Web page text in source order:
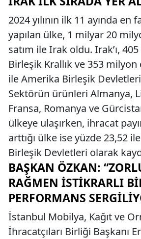
2024 yılının ilk 11 ayında en
yapılan ülke, 1 milyar 20
satım ile Irak oldu. Irak’ı,
Birleşik Krallık ve 353
ile Amerika Birleşik
Sektörün ürünleri Almanya,
Fransa, Romanya ve
ülkeye ulaşırken, ihracat
arttığı ülke ise yüzde 23,52
Birleşik Devletleri olarak
BAŞKAN ÖZKAN:
RAĞMEN İSTIKRARLI
PERFORMANS
İstanbul Mobilya, Kağıt ve
İhracatçıları Birliği Başkanı